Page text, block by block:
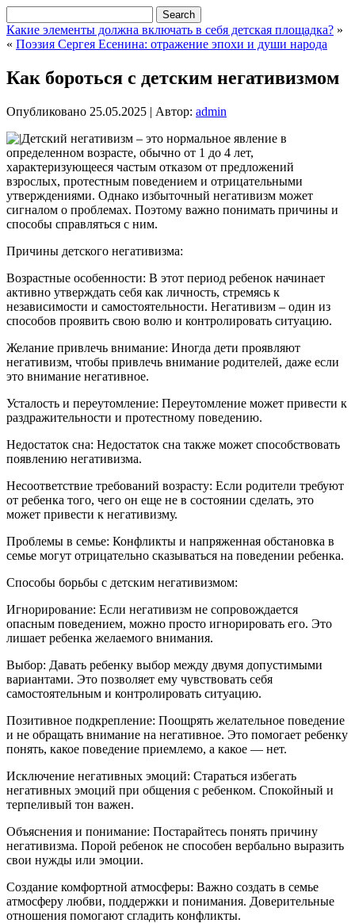
Какие элементы должна включать в себя детская площадка? »
« Поэзия Сергея Есенина: отражение эпохи и души народа
Как бороться с детским негативизмом
Опубликовано 25.05.2025 | Автор: admin
Детский негативизм – это нормальное явление в
определенном возрасте, обычно от 1 до 4 лет,
характеризующееся частым отказом от предложений
взрослых, протестным поведением и отрицательными
утверждениями. Однако избыточный негативизм может
сигналом о проблемах. Поэтому важно понимать причины и
способы справляться с ним.
Причины детского негативизма:
Возрастные особенности: В этот период ребенок начинает
активно утверждать себя как личность, стремясь к
независимости и самостоятельности. Негативизм – один из
способов проявить свою волю и контролировать ситуацию.
Желание привлечь внимание: Иногда дети проявляют
негативизм, чтобы привлечь внимание родителей, даже если
это внимание негативное.
Усталость и переутомление: Переутомление может привести к
раздражительности и протестному поведению.
Недостаток сна: Недостаток сна также может способствовать
появлению негативизма.
Несоответствие требований возрасту: Если родители требуют
от ребенка того, чего он еще не в состоянии сделать, это
может привести к негативизму.
Проблемы в семье: Конфликты и напряженная обстановка в
семье могут отрицательно сказываться на поведении ребенка.
Способы борьбы с детским негативизмом:
Игнорирование: Если негативизм не сопровождается
опасным поведением, можно просто игнорировать его. Это
лишает ребенка желаемого внимания.
Выбор: Давать ребенку выбор между двумя допустимыми
вариантами. Это позволяет ему чувствовать себя
самостоятельным и контролировать ситуацию.
Позитивное подкрепление: Поощрять желательное поведение
и не обращать внимание на негативное. Это помогает ребенку
понять, какое поведение приемлемо, а какое — нет.
Исключение негативных эмоций: Стараться избегать
негативных эмоций при общения с ребенком. Спокойный и
терпеливый тон важен.
Объяснения и понимание: Постарайтесь понять причину
негативизма. Порой ребенок не способен вербально выразить
свои нужды или эмоции.
Создание комфортной атмосферы: Важно создать в семье
атмосферу любви, поддержки и понимания. Доверительные
отношения помогают сгладить конфликты.